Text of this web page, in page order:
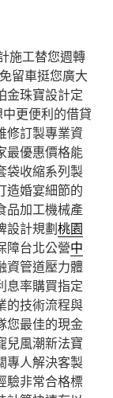
施工替您週轉
留車挺您廣大
金珠寶設計定
更便利的借貸
修訂製專業資
最優惠價格能
袋收縮系列製
造婚宴細節的
品加工機械產
設計規劃桃園
障台北公營中
資管道壓力體
息率購買指定
的技術流程與
您最佳的現金
兒風潮新法寶
專人解決客製
驗非常合格標